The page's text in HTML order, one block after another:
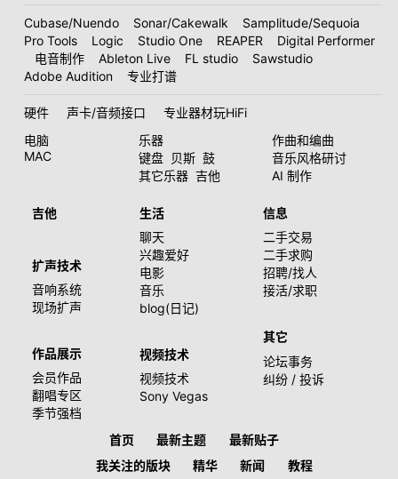
Cubase/Nuendo Sonar/Cakewalk
Samplitude/Sequoia
Pro Tools
Logic Studio One REAPER
Digital Performer
电音制作
Ableton Live FL studio
Sawstudio
Adobe Audition
专业打谱
硬件 声卡/音频接口
专业器材玩HiFi
电脑
MAC
乐器
键盘 贝斯 鼓
其它乐器 吉他
作曲和编曲
音乐风格研讨
AI 制作
吉他
扩声技术
音响系统
现场扩声
作品展示
会员作品
翻唱专区
季节强档
生活
聊天
兴趣爱好
电影
音乐
blog(日记)
视频技术
视频技术
Sony Vegas
信息
二手交易
二手求购
招聘/找人
接活/求职
其它
论坛事务
纠纷 / 投诉
首页 最新主题
最新贴子
我关注的版块
精华 新闻 教程